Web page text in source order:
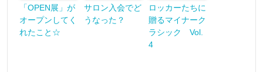
「OPEN展」が
オープンしてく
れたこと☆
サロン入会でど
うなった？
ロッカーたちに
贈るマイナーク
ラシック Vol.
4